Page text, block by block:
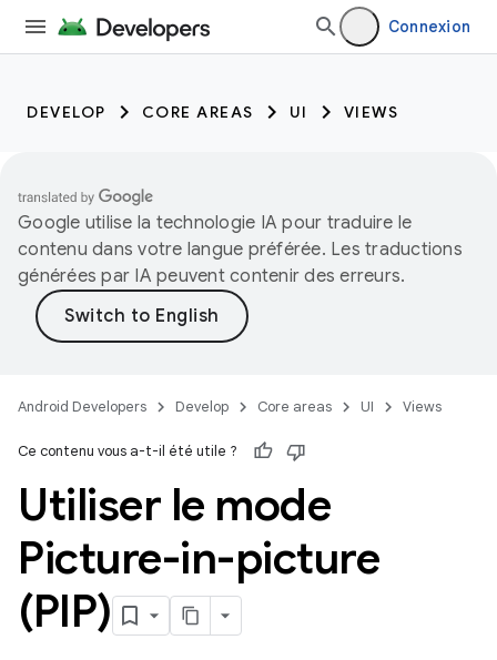
Connexion
DEVELOP CORE AREAS UI VIEWS
Google utilise la technologie IA pour traduire le
contenu dans votre langue préférée. Les traductions
générées par IA peuvent contenir des erreurs.
Android Developers Develop Core areas UI Views
Ce contenu vous a-t-il été utile ?
Utiliser le mode
Picture-in-picture
(PIP)